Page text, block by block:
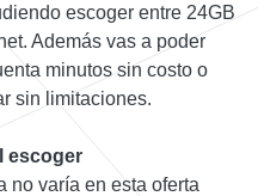
escoger entre 24GB
Además vas a poder
minutos sin costo o
sin limitaciones.
escoger
no varía en esta oferta